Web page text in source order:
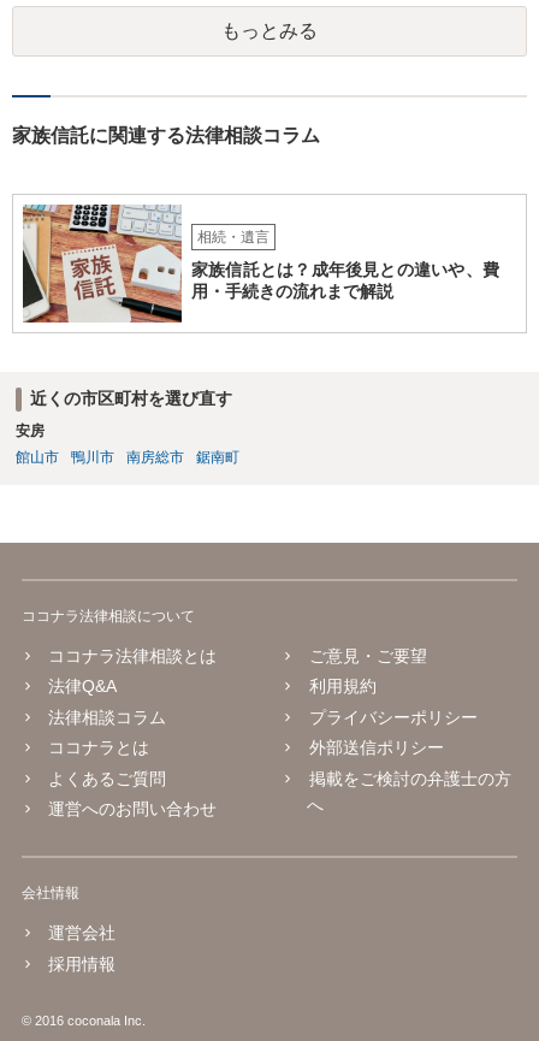
がします。
もっとみる
家族信託に関連する法律相談コラム
相続・遺言
家族信託とは？成年後見との違いや、費
用・手続きの流れまで解説
近くの市区町村を選び直す
安房
館山市
鴨川市 南房総市 鋸南町
ココナラ法律相談について
ココナラ法律相談とは
法律Q&A
法律相談コラム
ココナラとは
よくあるご質問
運営へのお問い合わせ
ご意見・ご要望
利用規約
プライバシーポリシー
外部送信ポリシー
掲載をご検討の弁護士の方
へ
会社情報
運営会社
採用情報
© 2016 coconala Inc.